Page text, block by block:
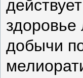
добычи